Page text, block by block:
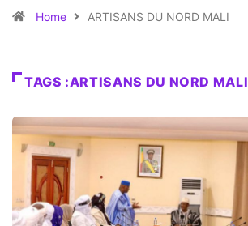
Home ARTISANS DU NORD MALI
TAGS :ARTISANS DU NORD MALI